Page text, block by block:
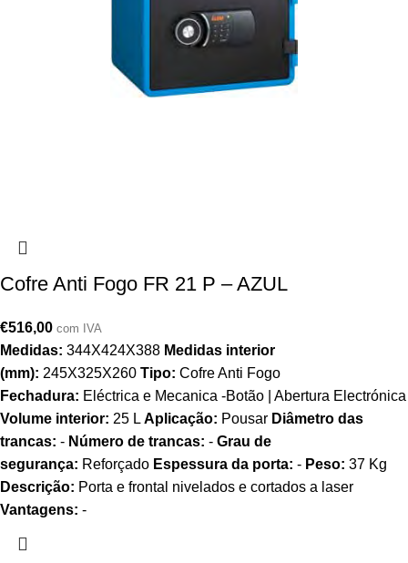
Cofre Anti Fogo FR 21 P – AZUL
€516,00 com IVA
Medidas: 344X424X388 Medidas interior
(mm): 245X325X260 Tipo: Cofre Anti Fogo
Fechadura: Eléctrica e Mecanica -Botão | Abertura Electrónica
Volume interior: 25 L Aplicação: Pousar Diâmetro das
trancas: - Número de trancas: - Grau de
segurança: Reforçado Espessura da porta: - Peso: 37 Kg
Descrição: Porta e frontal nivelados e cortados a laser
Vantagens: -